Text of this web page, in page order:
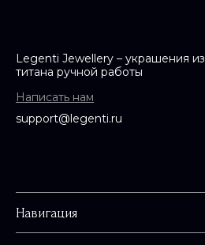
Legenti Jewellery – украшения из
титана ручной работы
Написать нам
support@legenti.ru
Навигация